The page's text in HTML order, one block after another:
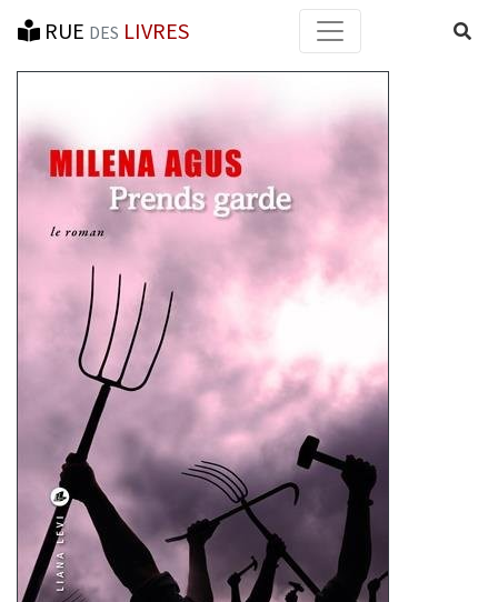
RUE DES LIVRES